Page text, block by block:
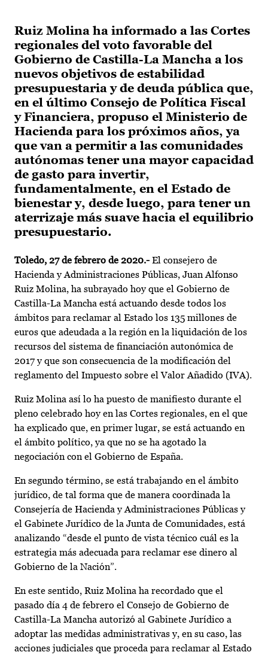
Ruiz Molina ha informado a las Cortes
regionales del voto favorable del
Gobierno de Castilla-La Mancha a los
nuevos objetivos de estabilidad
presupuestaria y de deuda pública que,
en el último Consejo de Política Fiscal
y Financiera, propuso el Ministerio de
Hacienda para los próximos años, ya
que van a permitir a las comunidades
autónomas tener una mayor capacidad
de gasto para invertir,
fundamentalmente, en el Estado de
bienestar y, desde luego, para tener un
aterrizaje más suave hacia el equilibrio
presupuestario.
Toledo, 27 de febrero de 2020.- El consejero de
Hacienda y Administraciones Públicas, Juan Alfonso
Ruiz Molina, ha subrayado hoy que el Gobierno de
Castilla-La Mancha está actuando desde todos los
ámbitos para reclamar al Estado los 135 millones de
euros que adeudada a la región en la liquidación de los
recursos del sistema de financiación autonómica de
2017 y que son consecuencia de la modificación del
reglamento del Impuesto sobre el Valor Añadido (IVA).
Ruiz Molina así lo ha puesto de manifiesto durante el
pleno celebrado hoy en las Cortes regionales, en el que
ha explicado que, en primer lugar, se está actuando en
el ámbito político, ya que no se ha agotado la
negociación con el Gobierno de España.
En segundo término, se está trabajando en el ámbito
jurídico, de tal forma que de manera coordinada la
Consejería de Hacienda y Administraciones Públicas y
el Gabinete Jurídico de la Junta de Comunidades, está
analizando “desde el punto de vista técnico cuál es la
estrategia más adecuada para reclamar ese dinero al
Gobierno de la Nación”.
En este sentido, Ruiz Molina ha recordado que el
pasado día 4 de febrero el Consejo de Gobierno de
Castilla-La Mancha autorizó al Gabinete Jurídico a
adoptar las medidas administrativas y, en su caso, las
acciones judiciales que proceda para reclamar al Estado